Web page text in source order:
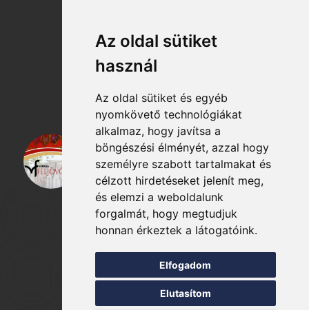
Az oldal sütiket
használ
Az oldal sütiket és egyéb
nyomkövető technológiákat
alkalmaz, hogy javítsa a
böngészési élményét, azzal hogy
személyre szabott tartalmakat és
célzott hirdetéseket jelenít meg,
és elemzi a weboldalunk
forgalmát, hogy megtudjuk
honnan érkeztek a látogatóink.
Elfogadom
Elutasítom
Katasztrófavédelem
© 2026 - Minden jog fentartva!